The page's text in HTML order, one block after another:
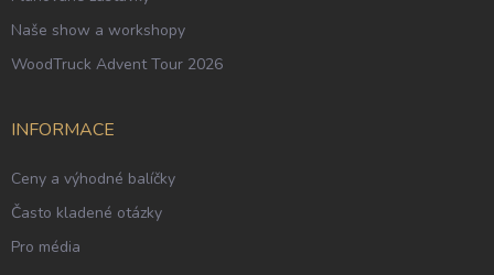
Naše show a workshopy
WoodTruck Advent Tour 2026
INFORMACE
Ceny a výhodné balíčky
Často kladené otázky
Pro média